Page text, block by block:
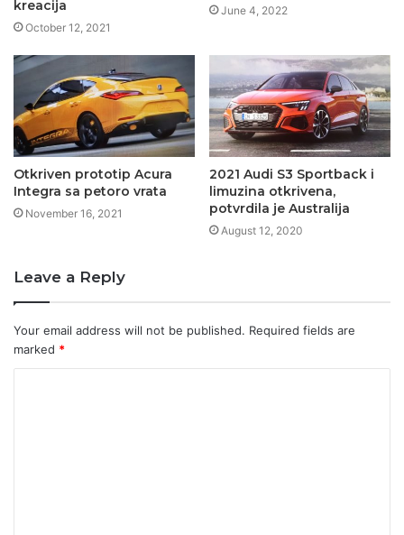
kreacija
October 12, 2021
June 4, 2022
Otkriven prototip Acura
Integra sa petoro vrata
November 16, 2021
2021 Audi S3 Sportback i
limuzina otkrivena,
potvrdila je Australija
August 12, 2020
Leave a Reply
Your email address will not be published. Required fields are
marked *